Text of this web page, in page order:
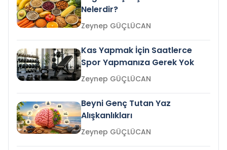
Nelerdir?
Zeynep GÜÇLÜCAN
Kas Yapmak İçin Saatlerce
Spor Yapmanıza Gerek Yok
Zeynep GÜÇLÜCAN
Beyni Genç Tutan Yaz
Alışkanlıkları
Zeynep GÜÇLÜCAN